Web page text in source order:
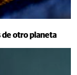
de otro planeta